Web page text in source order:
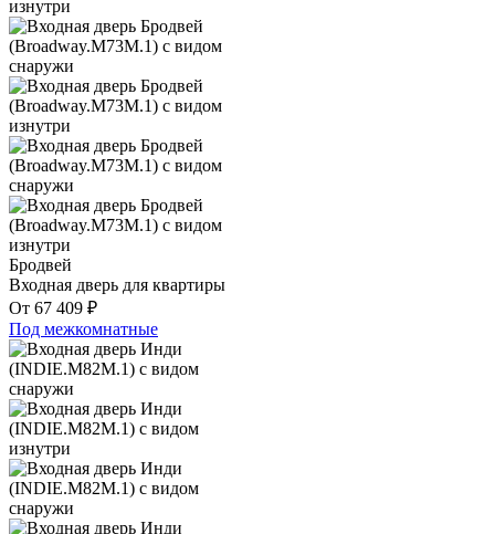
Бродвей
Входная дверь для квартиры
От 67 409 ₽
Под межкомнатные